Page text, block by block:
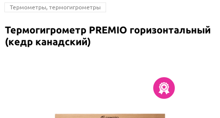
Термометры, термогигрометры
Термогигрометр PREMIO горизонтальный
(кедр канадский)